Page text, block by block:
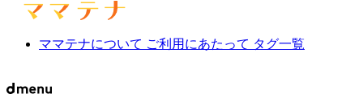
ママテナについて ご利用にあたって タグ一覧